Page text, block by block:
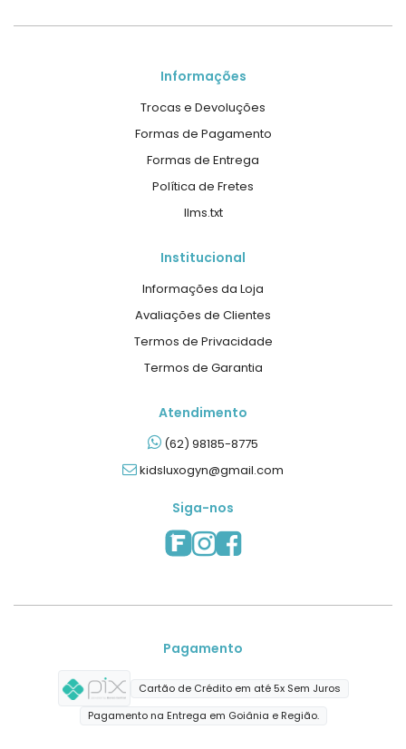
Informações
Trocas e Devoluções
Formas de Pagamento
Formas de Entrega
Política de Fretes
llms.txt
Institucional
Informações da Loja
Avaliações de Clientes
Termos de Privacidade
Termos de Garantia
Atendimento
(62) 98185-8775
kidsluxogyn@gmail.com
Siga-nos
Pagamento
Cartão de Crédito em até 5x Sem Juros
Pagamento na Entrega em Goiânia e Região.